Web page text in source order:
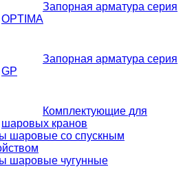
Запорная арматура серия
OPTIMA
Запорная арматура серия
GP
Комплектующие для
шаровых кранов
шаровые со спускным
шаровые чугунные